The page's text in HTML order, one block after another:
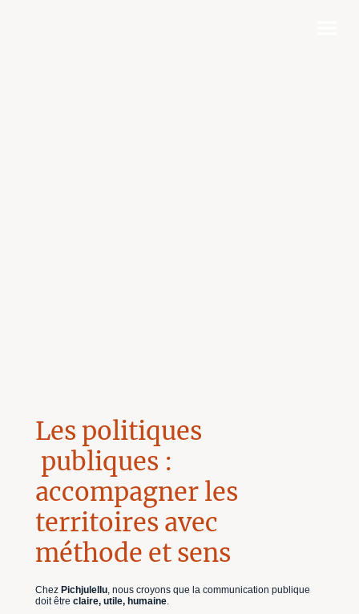
Les politiques
publiques :
accompagner les
territoires avec
méthode et sens
Chez Pichjulellu, nous croyons que la communication publique
doit être claire, utile, humaine.